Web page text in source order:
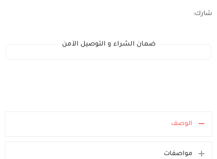
شارك:
ضمان الشراء و التوصيل الآمن
الوصف
مواصفات